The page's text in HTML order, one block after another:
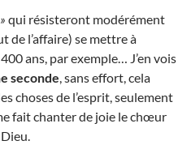
qui résisteront modérément
de l’affaire) se mettre à
ans, par exemple… J’en vois
seconde , sans effort, cela
choses de l’esprit, seulement
fait chanter de joie le chœur